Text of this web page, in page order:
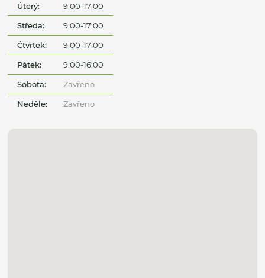
Úterý: 9:00-17:00
Středa: 9:00-17:00
Čtvrtek: 9:00-17:00
Pátek: 9:00-16:00
Sobota: Zavřeno
Neděle: Zavřeno